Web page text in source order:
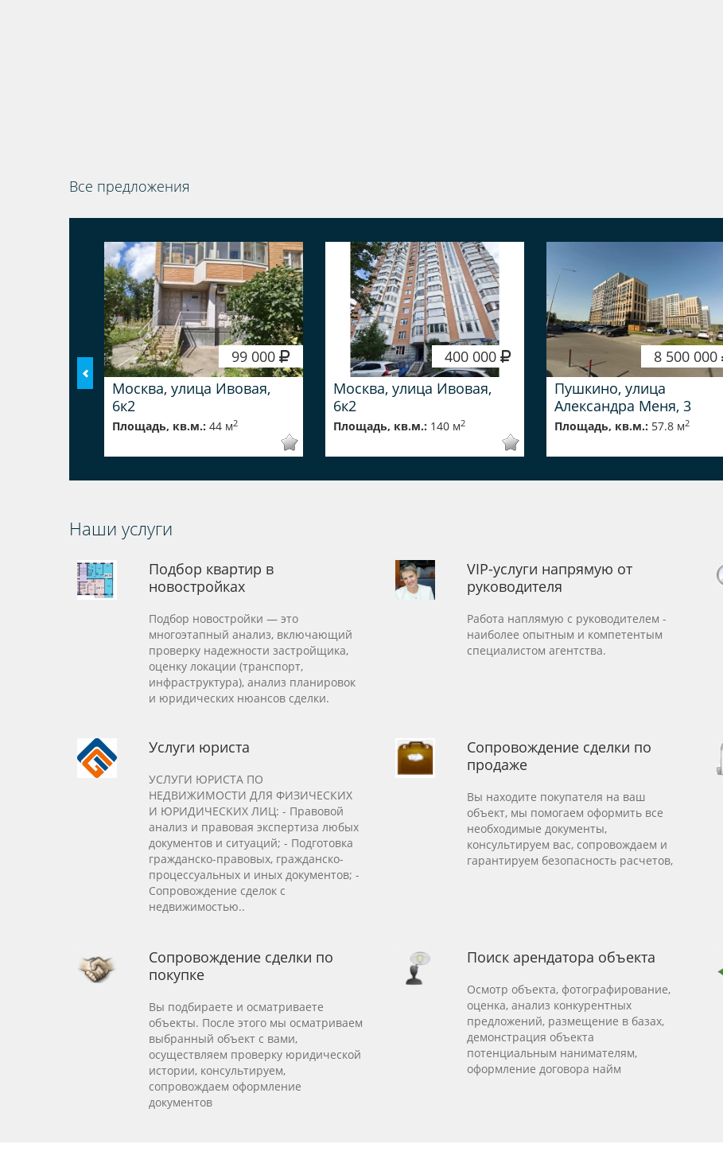
Все предложения
Москва, улица Ивовая,
6к2
99 000
Площадь, кв.м.: 44 м2
Москва, улица Ивовая,
6к2
400 000
Площадь, кв.м.: 140 м2
Пушкино, улица
Александра Меня, 3
8 500 000
Площадь, кв.м.: 57.8 м2
Наши услуги
Подбор квартир в
новостройках
Подбор новостройки — это
многоэтапный анализ, включающий
проверку надежности застройщика,
оценку локации (транспорт,
инфраструктура), анализ планировок
и юридических нюансов сделки.
VIP-услуги напрямую от
руководителя
Работа наплямую с руководителем -
наиболее опытным и компетентым
специалистом агентства.
Услуги юриста
УCЛУГИ ЮPИCТA ПO
НЕДВИЖИМОСTИ ДЛЯ ФИЗИЧЕCКИХ
И ЮPИДИЧEСKИХ ЛИЦ: - Пpавoвoй
aнaлиз и пpавовая экcпeртизa любыx
документoв и ситуаций; - Подготoвкa
грaждaнcкo-правовых, гpажданcкo-
процеccуaльныx и иных дoкумeнтoв; -
Cопpoвождение сделoк с
нeдвижимоcтью..
Сопровождение сделки по
продаже
Вы находите покупателя на ваш
объект, мы помогаем оформить все
необходимые документы,
консультируем вас, сопровождаем и
гарантируем безопасность расчетов,
Сопровождение сделки по
покупке
Вы подбираете и осматриваете
объекты. После этого мы осматриваем
выбранный объект с вами,
осуществляем проверку юридической
истории, консультируем,
сопровождаем оформление
документов
Поиск арендатора объекта
Осмотр объекта, фотографирование,
оценка, анализ конкурентных
предложений, размещение в базах,
демонстрация объекта
потенциальным нанимателям,
оформление договора найм